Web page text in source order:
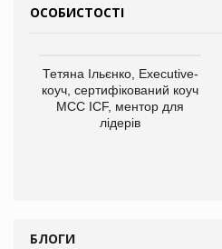
ОСОБИСТОСТІ
Тетяна Ільєнко, Executive-
коуч, сертифікований коуч
МСС ICF, ментор для
лідерів
БЛОГИ